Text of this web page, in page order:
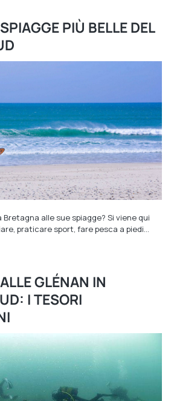
PIÙ BELLE DEL
alle sue spiagge? Si viene qui
praticare sport, fare pesca a piedi…
GLÉNAN IN
I TESORI